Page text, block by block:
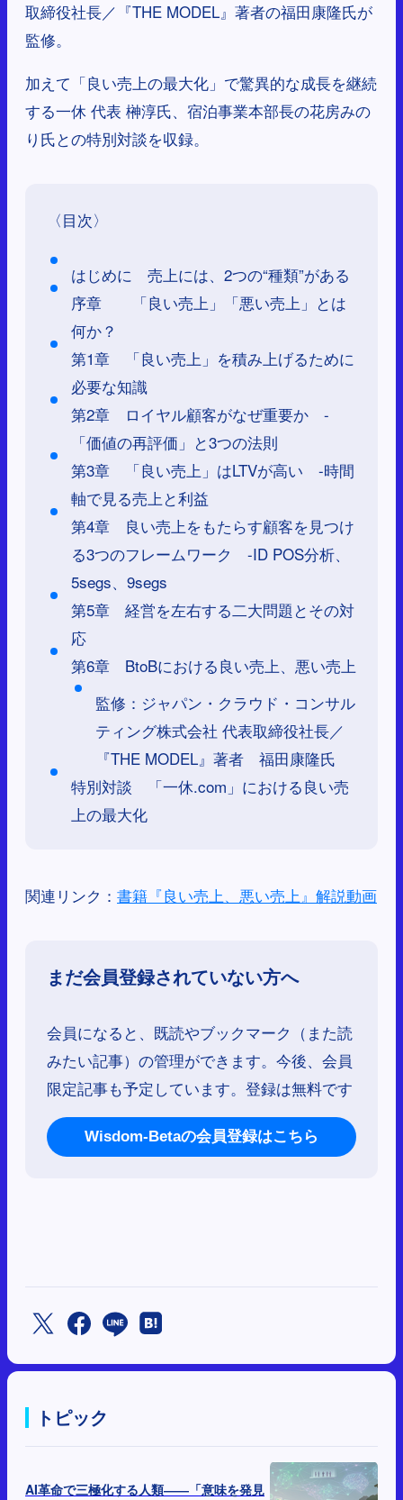
取締役社長／『THE MODEL』著者の福田康隆氏が
監修。
加えて「良い売上の最大化」で驚異的な成長を継続
する一休 代表 榊󠄀淳氏、宿泊事業本部長の花房みの
り氏との特別対談を収録。
〈目次〉
はじめに 売上には、2つの“種類”がある
序章 「良い売上」「悪い売上」とは
何か？
第1章 「良い売上」を積み上げるために
必要な知識
第2章 ロイヤル顧客がなぜ重要か -
「価値の再評価」と3つの法則
第3章 「良い売上」はLTVが高い -時間
軸で見る売上と利益
第4章 良い売上をもたらす顧客を見つけ
る3つのフレームワーク -ID POS分析、
5segs、9segs
第5章 経営を左右する二大問題とその対
応
第6章 BtoBにおける良い売上、悪い売上
監修：ジャパン・クラウド・コンサル
ティング株式会社 代表取締役社長／
『THE MODEL』著者 福田康隆氏
特別対談 「一休.com」における良い売
上の最大化
関連リンク： 書籍『良い売上、悪い売上』解説動画
まだ会員登録されていない方へ
会員になると、既読やブックマーク（また読
みたい記事）の管理ができます。今後、会員
限定記事も予定しています。登録は無料です
Wisdom-Betaの会員登録はこちら
トピック
AI革命で三極化する人類――「意味を発見